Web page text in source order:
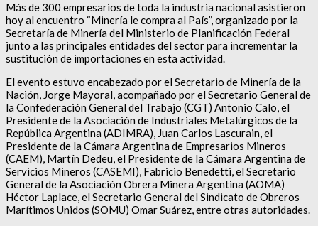
Más de 300 empresarios de toda la industria nacional asistieron
hoy al encuentro “Minería le compra al País”, organizado por la
Secretaría de Minería del Ministerio de Planificación Federal
junto a las principales entidades del sector para incrementar la
sustitución de importaciones en esta actividad.
El evento estuvo encabezado por el Secretario de Minería de la
Nación, Jorge Mayoral, acompañado por el Secretario General de
la Confederación General del Trabajo (CGT) Antonio Calo, el
Presidente de la Asociación de Industriales Metalúrgicos de la
República Argentina (ADIMRA), Juan Carlos Lascurain, el
Presidente de la Cámara Argentina de Empresarios Mineros
(CAEM), Martín Dedeu, el Presidente de la Cámara Argentina de
Servicios Mineros (CASEMI), Fabricio Benedetti, el Secretario
General de la Asociación Obrera Minera Argentina (AOMA)
Héctor Laplace, el Secretario General del Sindicato de Obreros
Marítimos Unidos (SOMU) Omar Suárez, entre otras autoridades.